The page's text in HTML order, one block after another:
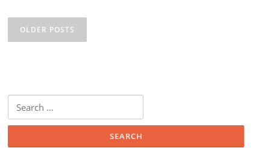
navigation
OLDER POSTS
for: